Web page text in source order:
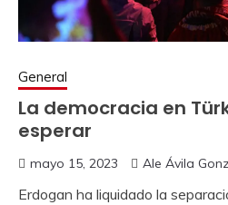
General
La democracia en
esperar
mayo 15, 2023 Ale Ávila
Erdogan ha liquidado la